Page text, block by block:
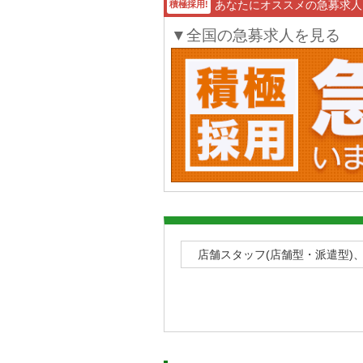
積極採用! あなたにオススメの急募求人
▼全国の急募求人を見る
店舗スタッフ(店舗型・派遣型)